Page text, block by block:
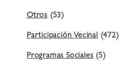
Otros (53)
Participación Vecinal (472)
Programas Sociales (5)